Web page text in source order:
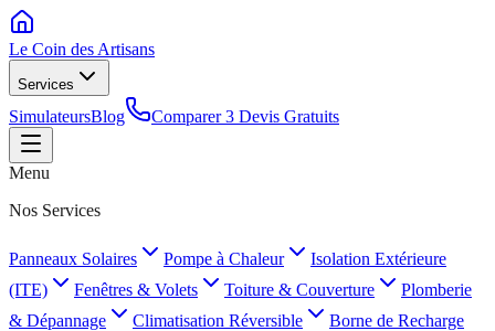
Le Coin des Artisans
Services
SimulateursBlog Comparer 3 Devis Gratuits
Menu
Nos Services
Panneaux Solaires Pompe à Chaleur
Isolation Extérieure
(ITE)
Fenêtres & Volets Toiture & Couverture
Plomberie
& Dépannage
Climatisation Réversible
Borne de Recharge